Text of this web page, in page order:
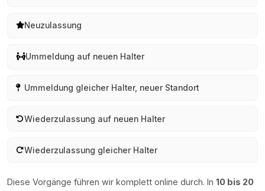
Neuzulassung
Ummeldung auf neuen Halter
Ummeldung gleicher Halter, neuer Standort
Wiederzulassung auf neuen Halter
Wiederzulassung gleicher Halter
Diese Vorgänge führen wir komplett online durch. In 10 bis 20